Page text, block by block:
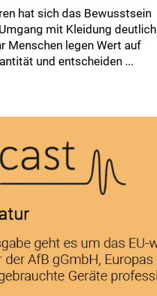
hat sich das Bewusstsein
mit Kleidung deutlich
Menschen legen Wert auf
und entscheiden ...